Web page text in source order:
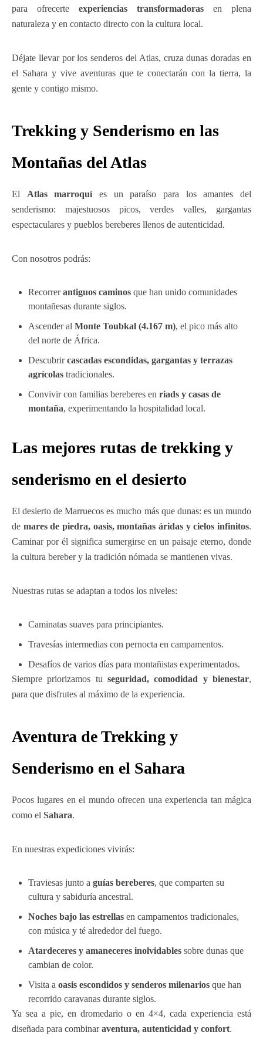
para ofrecerte experiencias transformadoras en plena
naturaleza y en contacto directo con la cultura local.
Déjate llevar por los senderos del Atlas, cruza dunas doradas en
el Sahara y vive aventuras que te conectarán con la tierra, la
gente y contigo mismo.
Trekking y Senderismo en las
Montañas del Atlas
El Atlas marroquíes un paraíso para los amantes del
senderismo: majestuosos picos, verdes valles, gargantas
espectaculares y pueblos bereberes llenos de autenticidad.
Con nosotros podrás:
Recorrerantiguos caminos que han unido comunidades
montañesas durante siglos.
Ascender al Monte Toubkal (4.167 m), el pico más alto
del norte de África.
Descubrircascadas escondidas, gargantas y terrazas
agrícolas tradicionales.
Convivir con familias bereberes en riads y casas de
montaña, experimentando la hospitalidad local.
Las mejores rutas de trekking y
senderismo en el desierto
El desierto de Marruecos es mucho más que dunas: es un mundo
de mares de piedra, oasis, montañas áridas y cielos infinitos.
Caminar por él significa sumergirse en un paisaje eterno, donde
la cultura bereber y la tradición nómada se mantienen vivas.
Nuestras rutas se adaptan a todos los niveles:
Caminatas suaves para principiantes.
Travesías intermedias con pernocta en campamentos.
Desafíos de varios días para montañistas experimentados.
Siempre priorizamos tu seguridad, comodidad y bienestar,
para que disfrutes al máximo de la experiencia.
Aventura de Trekking y
Senderismo en el Sahara
Pocos lugares en el mundo ofrecen una experiencia tan mágica
como el Sahara.
En nuestras expediciones vivirás:
Traviesas junto a guías bereberes, que comparten su
cultura y sabiduría ancestral.
Noches bajo las estrellas en campamentos tradicionales,
con música y té alrededor del fuego.
Atardeceres y amaneceres inolvidables sobre dunas que
cambian de color.
Visita a oasis escondidos y senderos milenarios que han
recorrido caravanas durante siglos.
Ya sea a pie, en dromedario o en 4×4, cada experiencia está
diseñada para combinaraventura, autenticidad y confort.